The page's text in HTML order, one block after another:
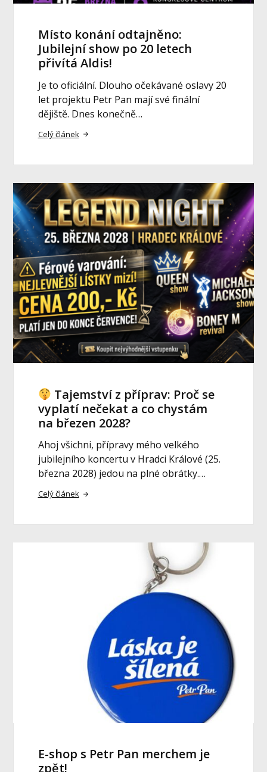
Místo konání odtajněno:
Jubilejní show po 20 letech
přivítá Aldis!
Je to oficiální. Dlouho očekávané oslavy 20
let projektu Petr Pan mají své finální
dějiště. Dnes konečně…
Celý článek
Tajemství z příprav: Proč se
vyplatí nečekat a co chystám
na březen 2028?
Ahoj všichni, přípravy mého velkého
jubilejního koncertu v Hradci Králové (25.
března 2028) jedou na plné obrátky.…
Celý článek
E-shop s Petr Pan merchem je
zpět!